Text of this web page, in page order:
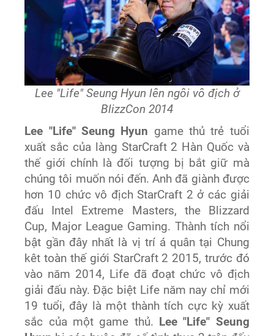
Lee "Life" Seung Hyun lên ngôi vô địch ở
BlizzCon 2014
Lee "Life" Seung Hyun game thủ trẻ tuổi
xuất sắc của làng StarCraft 2 Hàn Quốc và
thế giới chính là đối tượng bị bắt giữ mà
chúng tôi muốn nói đến. Anh đã giành được
hơn 10 chức vô địch StarCraft 2 ở các giải
đấu Intel Extreme Masters, the Blizzard
Cup, Major League Gaming. Thành tích nổi
bật gần đây nhất là vị trí á quân tại Chung
kêt toàn thế giới StarCraft 2 2015, trước đó
vào năm 2014, Life đã đoạt chức vô địch
giải đấu này. Đặc biệt Life năm nay chỉ mới
19 tuổi, đây là một thành tích cực kỳ xuất
sắc của một game thủ.
Lee "Life" Seung